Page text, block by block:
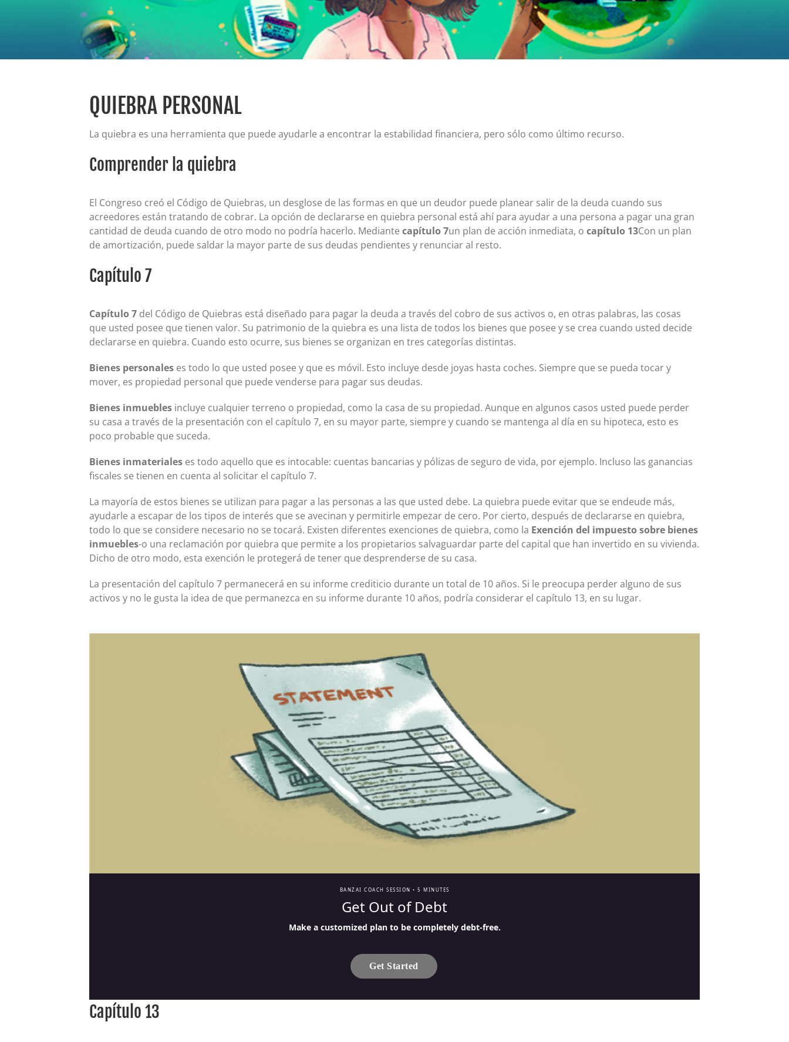
Certificados de depósito (CD)
Cuentas individuales de jubilación (IRA)
Tipos actuales de cuentas IRA y CD
Tarjeta MasterCard y Visa Preferred Points
(Empresas)
Comisiones para todos los productos de tarjeta
QUIEBRA PERSONAL
La quiebra es una herramienta que puede ayudarle a encontrar la estabilidad financiera, pero sólo como último recurso.
Comprender la quiebra
El Congreso creó el Código de Quiebras, un desglose de las formas en que un deudor puede planear salir de la deuda cuando sus
acreedores están tratando de cobrar. La opción de declararse en quiebra personal está ahí para ayudar a una persona a pagar una gran
cantidad de deuda cuando de otro modo no podría hacerlo. Mediante capítulo 7un plan de acción inmediata, o capítulo 13Con un plan
de amortización, puede saldar la mayor parte de sus deudas pendientes y renunciar al resto.
Capítulo 7
Capítulo 7del Código de Quiebras está diseñado para pagar la deuda a través del cobro de sus activos o, en otras palabras, las cosas
que usted posee que tienen valor. Su patrimonio de la quiebra es una lista de todos los bienes que posee y se crea cuando usted decide
declararse en quiebra. Cuando esto ocurre, sus bienes se organizan en tres categorías distintas.
Bienes personaleses todo lo que usted posee y que es móvil. Esto incluye desde joyas hasta coches. Siempre que se pueda tocar y
mover, es propiedad personal que puede venderse para pagar sus deudas.
Bienes inmueblesincluye cualquier terreno o propiedad, como la casa de su propiedad. Aunque en algunos casos usted puede perder
su casa a través de la presentación con el capítulo 7, en su mayor parte, siempre y cuando se mantenga al día en su hipoteca, esto es
poco probable que suceda.
Bienes inmaterialeses todo aquello que es intocable: cuentas bancarias y pólizas de seguro de vida, por ejemplo. Incluso las ganancias
fiscales se tienen en cuenta al solicitar el capítulo 7.
La mayoría de estos bienes se utilizan para pagar a las personas a las que usted debe. La quiebra puede evitar que se endeude más,
ayudarle a escapar de los tipos de interés que se avecinan y permitirle empezar de cero. Por cierto, después de declararse en quiebra,
todo lo que se considere necesario no se tocará. Existen diferentes exenciones de quiebra, como la Exención del impuesto sobre bienes
inmuebles-o una reclamación por quiebra que permite a los propietarios salvaguardar parte del capital que han invertido en su vivienda.
Dicho de otro modo, esta exención le protegerá de tener que desprenderse de su casa.
La presentación del capítulo 7 permanecerá en su informe crediticio durante un total de 10 años. Si le preocupa perder alguno de sus
activos y no le gusta la idea de que permanezca en su informe durante 10 años, podría considerar el capítulo 13, en su lugar.
BANZAI COACH SESSION • 5 MINUTES
Get Out of Debt
Make a customized plan to be completely debt-free.
Get Started
Capítulo 13